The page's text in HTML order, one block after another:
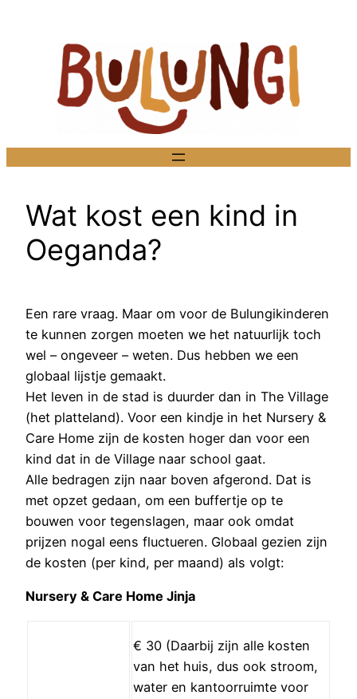
Wat kost een kind in
Oeganda?
Een rare vraag. Maar om voor de Bulungikinderen
te kunnen zorgen moeten we het natuurlijk toch
wel – ongeveer – weten. Dus hebben we een
globaal lijstje gemaakt.
Het leven in de stad is duurder dan in The Village
(het platteland). Voor een kindje in het Nursery &
Care Home zijn de kosten hoger dan voor een
kind dat in de Village naar school gaat.
Alle bedragen zijn naar boven afgerond. Dat is
met opzet gedaan, om een buffertje op te
bouwen voor tegenslagen, maar ook omdat
prijzen nogal eens fluctueren. Globaal gezien zijn
de kosten (per kind, per maand) als volgt:
Nursery & Care Home Jinja
€ 30 (Daarbij zijn alle kosten
van het huis, dus ook stroom,
water en kantoorruimte voor